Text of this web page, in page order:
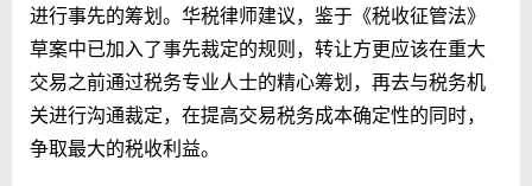
进行事先的筹划。华税律师建议，鉴于《税收征管法》
草案中已加入了事先裁定的规则，转让方更应该在重大
交易之前通过税务专业人士的精心筹划，再去与税务机
关进行沟通裁定，在提高交易税务成本确定性的同时，
争取最大的税收利益。